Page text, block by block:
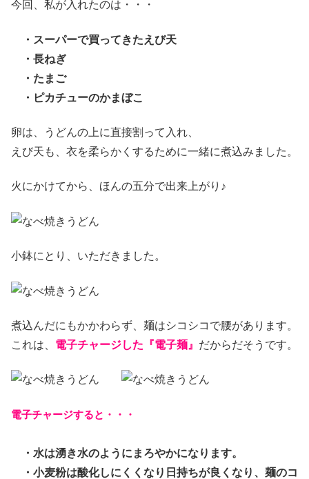
今回、私が入れたのは・・・
・スーパーで買ってきたえび天
・長ねぎ
・たまご
・ピカチューのかまぼこ
卵は、うどんの上に直接割って入れ、
えび天も、衣を柔らかくするために一緒に煮込みました。
火にかけてから、ほんの五分で出来上がり♪
小鉢にとり、いただきました。
煮込んだにもかかわらず、麺はシコシコで腰があります。
これは、 電子チャージした『電子麺』 だからだそうです。
電子チャージすると・・・
・水は湧き水のようにまろやかになります。
・小麦粉は酸化しにくくなり日持ちが良くなり、麺のコ